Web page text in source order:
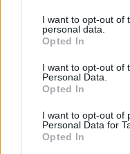
not limited to your visit
grant or deny consent
use your data for below
consent section.
I want to opt-out of
personal data.
Opted In
I want to opt-out of
Personal Data.
Opted In
I want to opt-out of
Personal Data for
Opted In
Continua a